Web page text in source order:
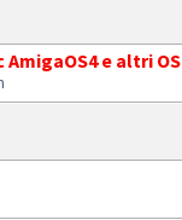
e altri OS